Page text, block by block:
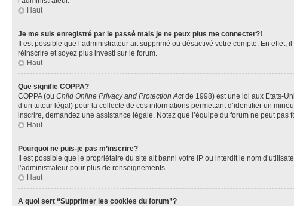
Haut
Je me suis enregistré par le passé mais je ne peux plus me connecter?!
Il est possible que l’administrateur ait supprimé ou désactivé votre compte. En
réinscrire et soyez plus investi sur le forum.
Haut
Que signifie COPPA?
COPPA (ou Child Online Privacy and Protection Actde 1998) est une loi aux Etats-
d’un tuteur légal) pour la collecte de ces informations permettant d’identifier un
inscrire, demandez une assistance légale. Notez que l’équipe du forum ne peut
Haut
Pourquoi ne puis-je pas m’inscrire?
Il est possible que le propriétaire du site ait banni votre IP ou interdit le nom
l’administrateur pour plus de renseignements.
Haut
A quoi sert “Supprimer les cookies du forum”?